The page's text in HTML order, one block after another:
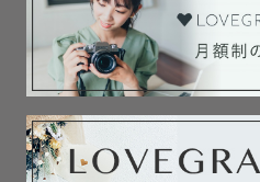
トカットを2ポーズまでとして
（3ポーズ以上をご希望の場合
させていただきます）
＊ラブグラフのアートニュー
ュラルカットを含むお届けと
気になることは公式LINEよ